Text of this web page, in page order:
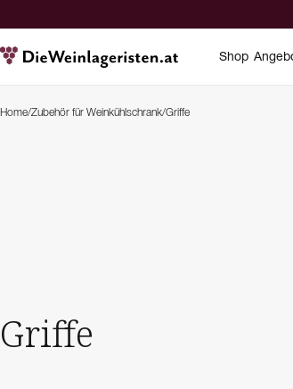
Shop
Home/Zubehör für Weinkühlschrank/Griffe
Griffe